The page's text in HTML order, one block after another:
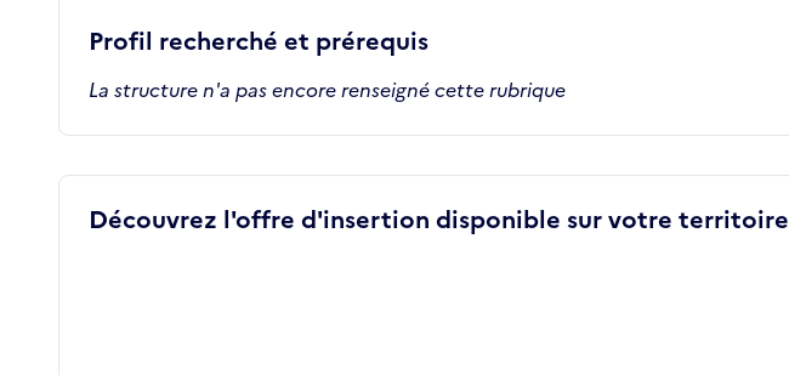
Profil recherché et prérequis
La structure n'a pas encore renseigné cette rubrique
Découvrez l'offre d'insertion disponible sur votre territoire